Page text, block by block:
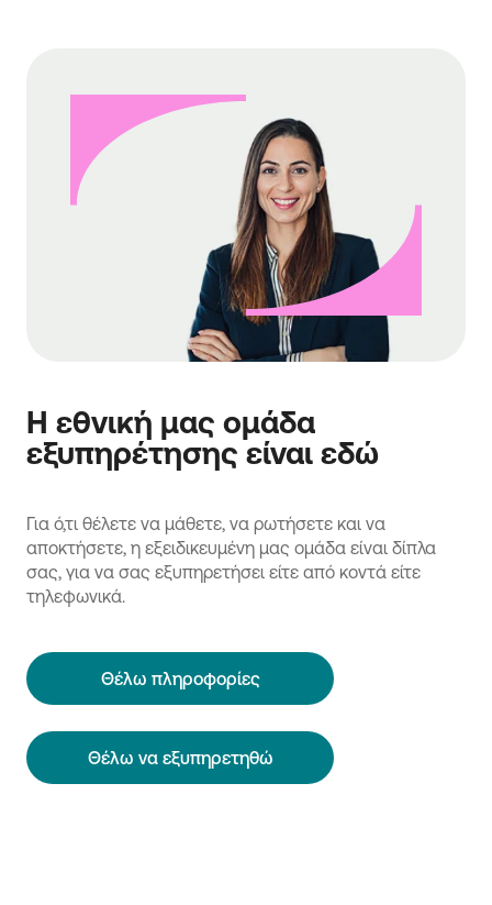
Η εθνική μας ομάδα
εξυπηρέτησης είναι εδώ
Για ό,τι θέλετε να μάθετε, να ρωτήσετε και να
αποκτήσετε, η εξειδικευμένη μας ομάδα είναι δίπλα
σας, για να σας εξυπηρετήσει είτε από κοντά είτε
τηλεφωνικά.
Θέλω πληροφορίες
Θέλω να εξυπηρετηθώ